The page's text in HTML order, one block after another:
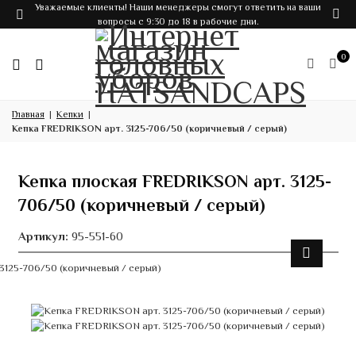
Уважаемые клиенты! Наши менеджеры смогут ответить на ваши
вопросы с 9:30 до 18 в рабочие дни.
0
Главная
Кепки
Кепка FREDRIKSON арт. 3125-706/50 (коричневый / серый)
Кепка плоская FREDRIKSON арт. 3125-
706/50 (коричневый / серый)
Артикул: 95-551-60